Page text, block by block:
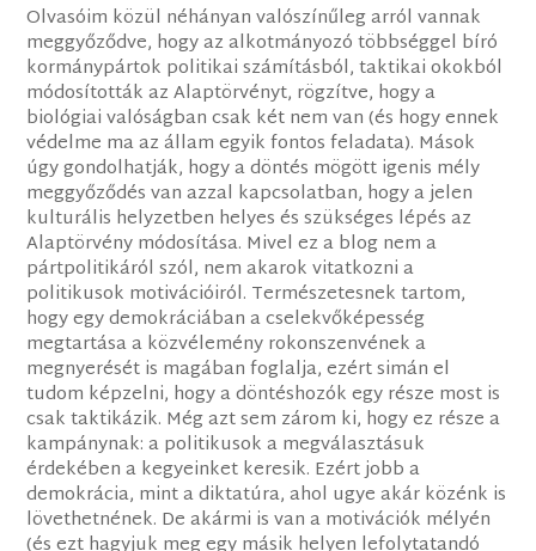
Olvasóim közül néhányan valószínűleg arról vannak
meggyőződve, hogy az alkotmányozó többséggel bíró
kormánypártok politikai számításból, taktikai okokból
módosították az Alaptörvényt, rögzítve, hogy a
biológiai valóságban csak két nem van (és hogy ennek
védelme ma az állam egyik fontos feladata). Mások
úgy gondolhatják, hogy a döntés mögött igenis mély
meggyőződés van azzal kapcsolatban, hogy a jelen
kulturális helyzetben helyes és szükséges lépés az
Alaptörvény módosítása. Mivel ez a blog nem a
pártpolitikáról szól, nem akarok vitatkozni a
politikusok motivációiról. Természetesnek tartom,
hogy egy demokráciában a cselekvőképesség
megtartása a közvélemény rokonszenvének a
megnyerését is magában foglalja, ezért simán el
tudom képzelni, hogy a döntéshozók egy része most is
csak taktikázik. Még azt sem zárom ki, hogy ez része a
kampánynak: a politikusok a megválasztásuk
érdekében a kegyeinket keresik. Ezért jobb a
demokrácia, mint a diktatúra, ahol ugye akár közénk is
lövethetnének. De akármi is van a motivációk mélyén